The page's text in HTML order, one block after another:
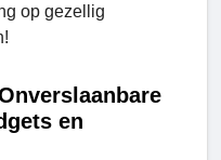
op gezellig
en